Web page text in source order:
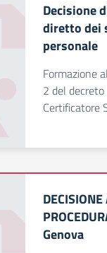
Decisione
diretto dei
personale
Formazione
2 del
Certificatore
Genova